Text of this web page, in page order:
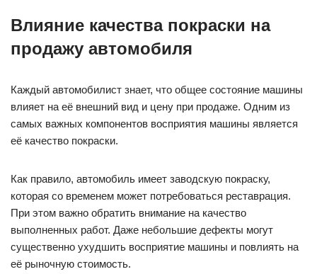
Влияние качества покраски на
продажу автомобиля
Каждый автомобилист знает, что общее состояние машины
влияет на её внешний вид и цену при продаже. Одним из
самых важных компонентов восприятия машины является
её качество покраски.
Как правило, автомобиль имеет заводскую покраску,
которая со временем может потребоваться реставрация.
При этом важно обратить внимание на качество
выполненных работ. Даже небольшие дефекты могут
существенно ухудшить восприятие машины и повлиять на
её рыночную стоимость.